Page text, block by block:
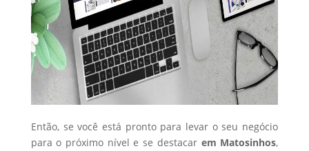
Então, se você está pronto para levar o seu negócio
para o próximo nível e se destacar em Matosinhos,